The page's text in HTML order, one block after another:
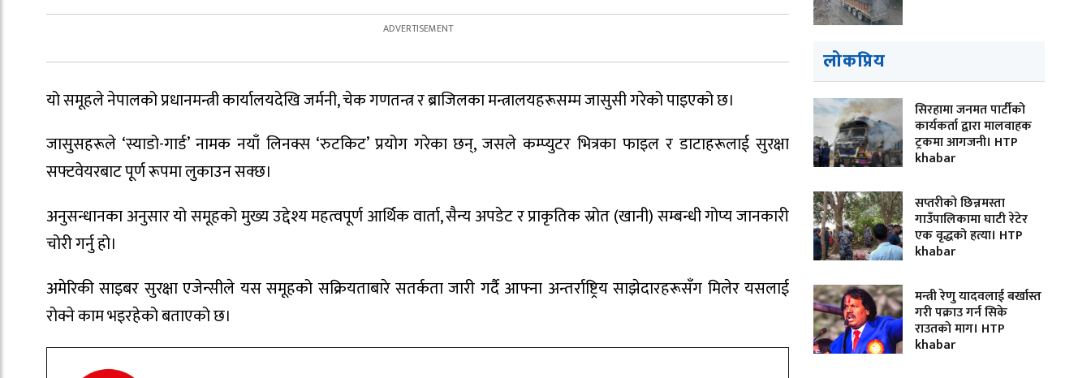
यो समूहले नेपालको प्रधानमन्त्री कार्यालयदेखि जर्मनी, चेक गणतन्त्र र ब्राजिलका मन्त्रालयहरूसम्म जासुसी गरेको पाइएको छ।
जासुसहरूले ‘स्याडो-गार्ड’ नामक नयाँ लिनक्स ‘रुटकिट’ प्रयोग गरेका छन्, जसले कम्प्युटर भित्रका फाइल र डाटाहरूलाई सुरक्षा
सफ्टवेयरबाट पूर्ण रूपमा लुकाउन सक्छ।
अनुसन्धानका अनुसार यो समूहको मुख्य उद्देश्य महत्वपूर्ण आर्थिक वार्ता, सैन्य अपडेट र प्राकृतिक स्रोत (खानी) सम्बन्धी गोप्य जानकारी
चोरी गर्नु हो।
अमेरिकी साइबर सुरक्षा एजेन्सीले यस समूहको सक्रियताबारे सतर्कता जारी गर्दै आफ्ना अन्तर्राष्ट्रिय साझेदारहरूसँग मिलेर यसलाई
रोक्ने काम भइरहेको बताएको छ।
लोकप्रिय
सिरहामा जनमत पार्टीको
कार्यकर्ता द्वारा मालवाहक
ट्रकमा आगजनी। HTP
khabar
सप्तरीको छिन्नमस्ता
गाउँपालिकामा घाटी रेटेर
एक वृद्धको हत्या। HTP
khabar
मन्त्री रेणु यादवलाई बर्खास्त
गरी पक्राउ गर्न सिके
राउतकाे माग। HTP
khabar